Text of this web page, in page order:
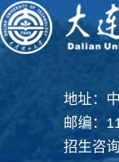
地址：
邮编：
招生咨